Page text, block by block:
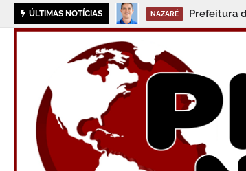
ÚLTIMAS NOTÍCIAS SANTO ANTÔNIO DE JESUS